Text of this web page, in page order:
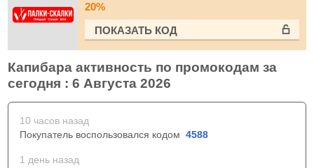
20%
ПОКАЗАТЬ КОД
Капибара активность по промокодам за
сегодня : 6 Августа 2026
10 часов назад
Покупатель воспользовался кодом 4588
1 день назад